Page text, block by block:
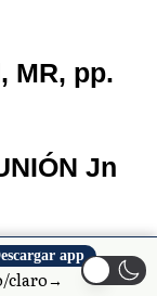
MR, pp.
Jn
hemos
app
claro→